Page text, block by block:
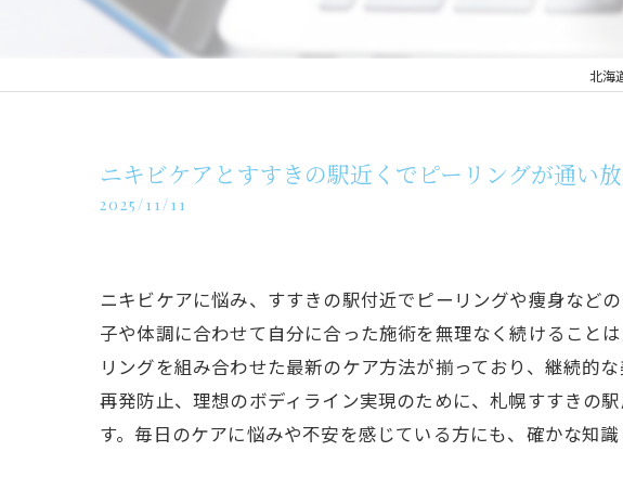
北海
ニキビケアとすすきの駅近くでピーリングが通い
2025/11/11
ニキビケアに悩み、すすきの駅付近でピーリングや痩身など
子や体調に合わせて自分に合った施術を無理なく続けること
リングを組み合わせた最新のケア方法が揃っており、継続的
再発防止、理想のボディライン実現のために、札幌すすきの
す。毎日のケアに悩みや不安を感じている方にも、確かな知